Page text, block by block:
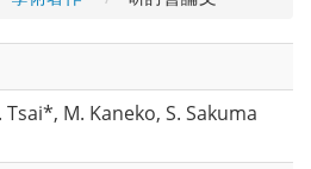
Tsai*, M. Kaneko, S. Sakuma